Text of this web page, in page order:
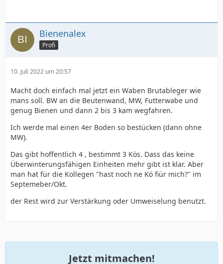
Bienenalex
Profi
10. Juli 2022 um 20:57
Macht doch einfach mal jetzt ein Waben Brutableger wie
mans soll. BW an die Beutenwand, MW, Futterwabe und
genug Bienen und dann 2 bis 3 kam wegfahren.
Ich werde mal einen 4er Boden so bestücken (dann ohne
MW).
Das gibt hoffentlich 4 , bestimmt 3 Kös. Dass das keine
Überwinterungsfähigen Einheiten mehr gibt ist klar. Aber
man hat für die Kollegen "hast noch ne Kö fiür mich?" im
Septemeber/Okt.
der Rest wird zur Verstärkung oder Umweiselung benutzt.
Jetzt mitmachen!